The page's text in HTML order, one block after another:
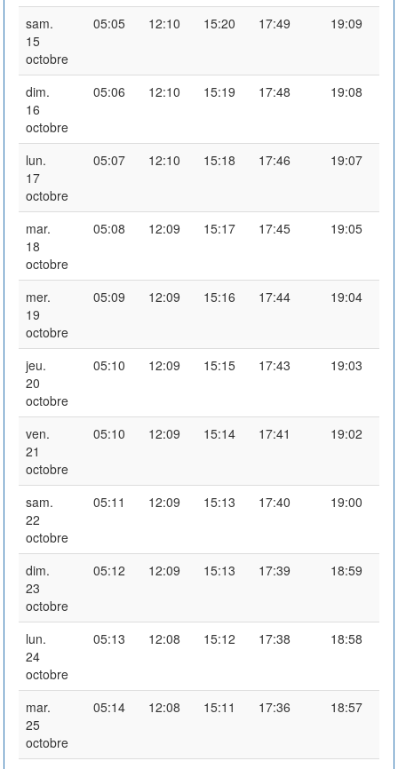
sam.
15
octobre
05:05 12:10 15:20 17:49 19:09
dim.
16
octobre
05:06 12:10 15:19 17:48 19:08
lun.
17
octobre
05:07 12:10 15:18 17:46 19:07
mar.
18
octobre
05:08 12:09 15:17 17:45 19:05
mer.
19
octobre
05:09 12:09 15:16 17:44 19:04
jeu.
20
octobre
05:10 12:09 15:15 17:43 19:03
ven.
21
octobre
05:10 12:09 15:14 17:41 19:02
sam.
22
octobre
05:11 12:09 15:13 17:40 19:00
dim.
23
octobre
05:12 12:09 15:13 17:39 18:59
lun.
24
octobre
05:13 12:08 15:12 17:38 18:58
mar.
25
octobre
05:14 12:08 15:11 17:36 18:57